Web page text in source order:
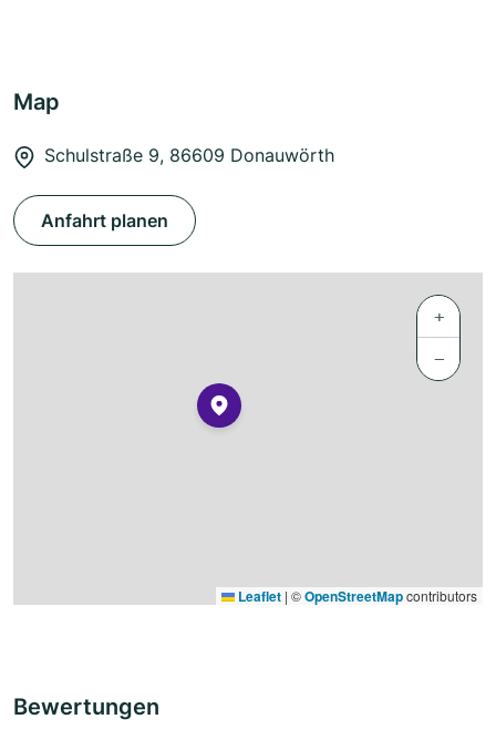
Map
Schulstraße 9, 86609 Donauwörth
Anfahrt planen
+
−
Leaflet | ©OpenStreetMapcontributors
Bewertungen